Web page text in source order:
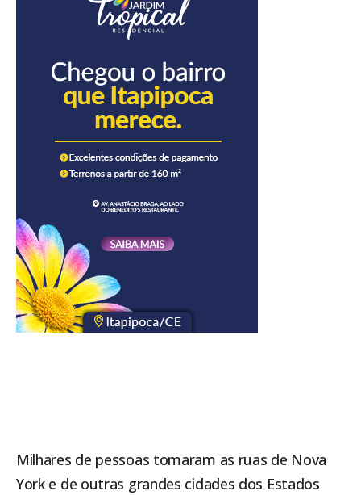
Milhares de pessoas tomaram as ruas de Nova
York e de outras grandes cidades dos Estados